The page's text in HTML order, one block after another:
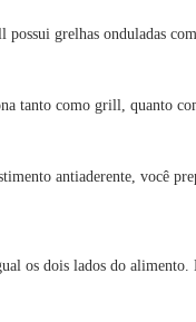
grelhas onduladas
como grill, quanto
antiaderente, você
os dois lados do alimento.